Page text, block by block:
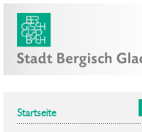
Startseite